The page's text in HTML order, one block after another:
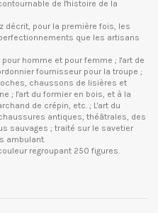
de l'histoire de la
décrit, pour la première fois, les
que les artisans
homme et pour femme ; l'art de
fournisseur pour la troupe ;
chaussons de lisières et
; l'art du formier en bois, et à la
de crépin, etc. ; L'art du
antiques, théâtrales, des
sauvages ; traité sur le savetier
ambulant.
regroupant 250 figures.